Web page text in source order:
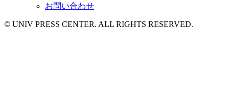
お問い合わせ
© UNIV PRESS CENTER. ALL RIGHTS RESERVED.